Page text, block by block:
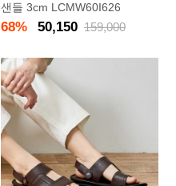
샌들 3cm LCMW60I626
68% 50,150 159,000